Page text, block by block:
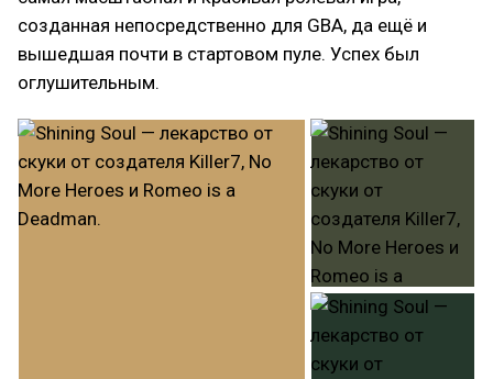
созданная непосредственно для GBA, да ещё и
вышедшая почти в стартовом пуле. Успех был
оглушительным.